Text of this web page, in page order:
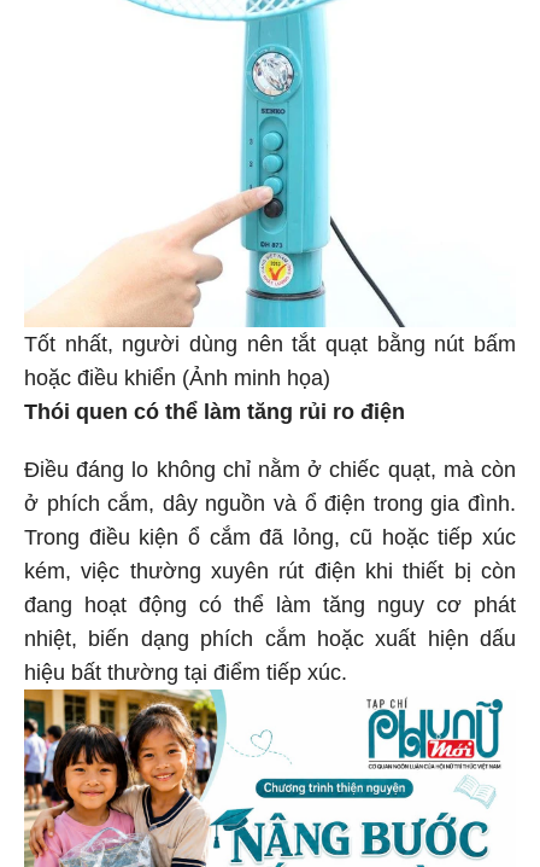
Tốt nhất, người dùng nên tắt quạt bằng nút bấm
hoặc điều khiển (Ảnh minh họa)
Thói quen có thể làm tăng rủi ro điện
Điều đáng lo không chỉ nằm ở chiếc quạt, mà còn
ở phích cắm, dây nguồn và ổ điện trong gia đình.
Trong điều kiện ổ cắm đã lỏng, cũ hoặc tiếp xúc
kém, việc thường xuyên rút điện khi thiết bị còn
đang hoạt động có thể làm tăng nguy cơ phát
nhiệt, biến dạng phích cắm hoặc xuất hiện dấu
hiệu bất thường tại điểm tiếp xúc.